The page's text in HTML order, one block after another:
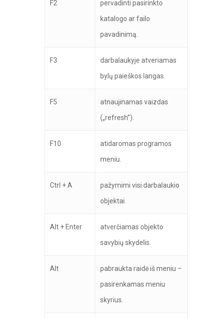
F2
pervadinti pasirinkto
katalogo ar failo
pavadinimą.
F3
darbalaukyje atveriamas
bylų paieškos langas.
F5
atnaujinamas vaizdas
(„refresh”).
F10
atidaromas programos
meniu.
Ctrl + A
pažymimi visi darbalaukio
objektai.
Alt + Enter
atverčiamas objekto
savybių skydelis.
Alt
pabraukta raidė iš meniu –
pasirenkamas meniu
skyrius.